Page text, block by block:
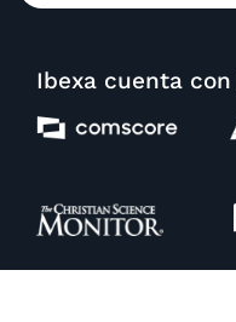
Ibexa cuenta